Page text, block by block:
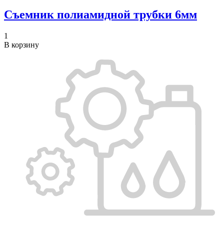
Съемник полиамидной трубки 6мм
1
В корзину